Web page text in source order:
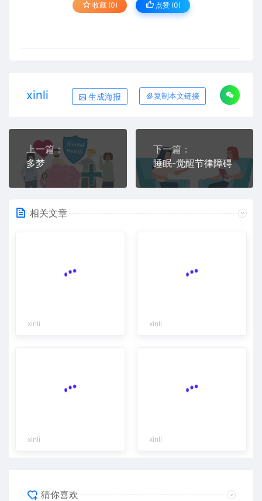
收藏 (0) 点赞 (0)
xinli 生成海报 复制本文链接
上一篇：
多梦
下一篇：
睡眠-觉醒节律障碍
相关文章
xinli xinli
xinli xinli
猜你喜欢